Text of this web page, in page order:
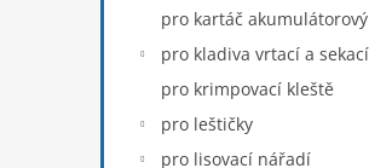
pro kartáč akumulátorový
pro kladiva vrtací a sekací
pro krimpovací kleště
pro leštičky
pro lisovací nářadí